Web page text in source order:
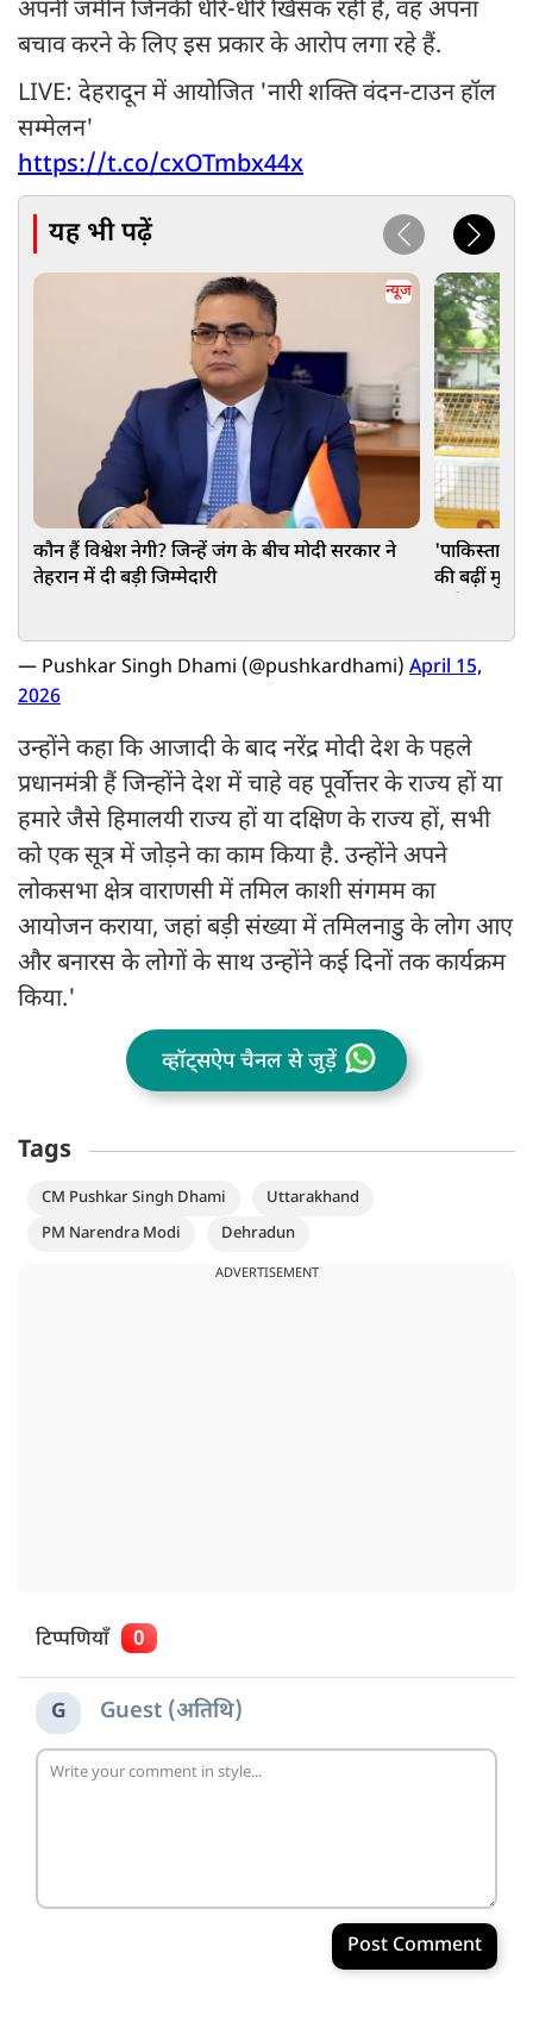
अपनी जमीन जिनकी धीरे-धीरे खिसक रही है, वह अपना
बचाव करने के लिए इस प्रकार के आरोप लगा रहे हैं.
LIVE: देहरादून में आयोजित 'नारी शक्ति वंदन-टाउन हॉल
सम्मेलन'
https://t.co/cxOTmbx44x
यह भी पढ़ें
न्यूज
कौन हैं विश्वेश नेगी? जिन्हें जंग के बीच मोदी सरकार ने
तेहरान में दी बड़ी जिम्मेदारी
'पाकिस्तानी
की बढ़ीं
— Pushkar Singh Dhami (@pushkardhami) April 15,
2026
उन्होंने कहा कि आजादी के बाद नरेंद्र मोदी देश के पहले
प्रधानमंत्री हैं जिन्होंने देश में चाहे वह पूर्वोत्तर के राज्य हों या
हमारे जैसे हिमालयी राज्य हों या दक्षिण के राज्य हों, सभी
को एक सूत्र में जोड़ने का काम किया है. उन्होंने अपने
लोकसभा क्षेत्र वाराणसी में तमिल काशी संगमम का
आयोजन कराया, जहां बड़ी संख्या में तमिलनाडु के लोग आए
और बनारस के लोगों के साथ उन्होंने कई दिनों तक कार्यक्रम
किया.'
व्हॉट्सऐप चैनल से जुड़ें
Tags
CM Pushkar Singh Dhami
Uttarakhand
PM Narendra Modi
Dehradun
ADVERTISEMENT
टिप्पणियाँ 0
G Guest (अतिथि)
Post Comment